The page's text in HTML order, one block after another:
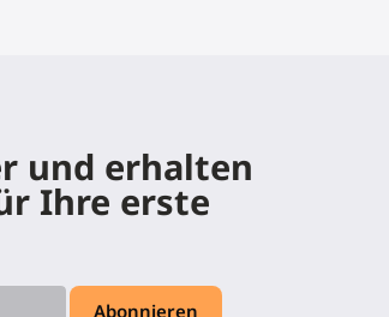
und erhalten
Ihre erste